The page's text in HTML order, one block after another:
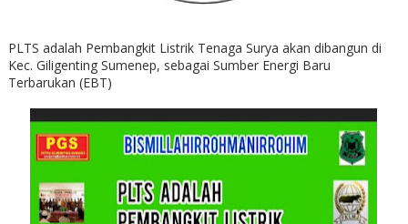
PLTS adalah Pembangkit Listrik Tenaga Surya akan dibangun di
Kec. Giligenting Sumenep, sebagai Sumber Energi Baru
Terbarukan (EBT)